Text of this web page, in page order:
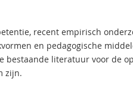
recent empirisch
en pedagogische
bestaande literatuur voor de
zijn.